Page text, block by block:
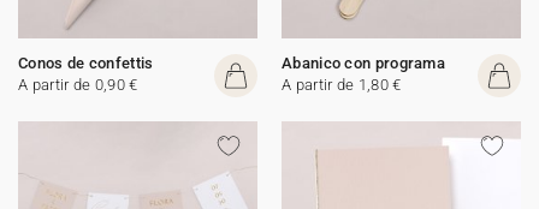
Conos de confettis
A partir de 0,90 €
Abanico con programa
A partir de 1,80 €